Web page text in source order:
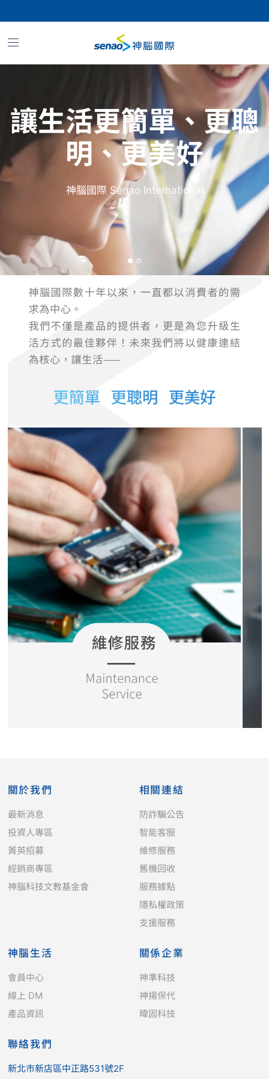
讓生活更簡單、更聰
明、更美好
神腦國際 Senao International
關於我們
最新消息
投資人專區
菁英招募
經銷商專區
神腦科技文教基金會
相關連結
防詐騙公告
智能客服
維修服務
舊機回收
服務據點
隱私權政策
支援服務
神腦生活
會員中心
線上 DM
產品資訊
關係企業
神準科技
神揚保代
暐固科技
聯絡我們
新北市新店區中正路531號2F